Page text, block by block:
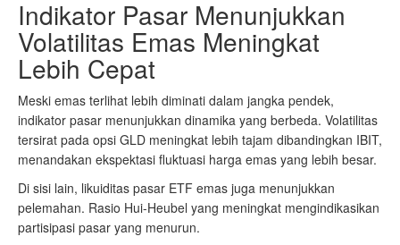
Indikator Pasar Menunjukkan
Volatilitas Emas Meningkat
Lebih Cepat
Meski emas terlihat lebih diminati dalam jangka pendek,
indikator pasar menunjukkan dinamika yang berbeda. Volatilitas
tersirat pada opsi GLD meningkat lebih tajam dibandingkan IBIT,
menandakan ekspektasi fluktuasi harga emas yang lebih besar.
Di sisi lain, likuiditas pasar ETF emas juga menunjukkan
pelemahan. Rasio Hui-Heubel yang meningkat mengindikasikan
partisipasi pasar yang menurun.